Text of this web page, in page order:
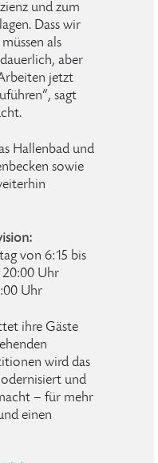
und zum
Dass wir
als
aber
jetzt
sagt
Hallenbad und
sowie
von 6:15 bis
20:00 Uhr
Uhr
ihre Gäste
wird das
und
– für mehr
einen